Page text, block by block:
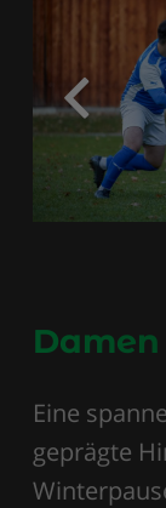
Damen
Eine
geprägte